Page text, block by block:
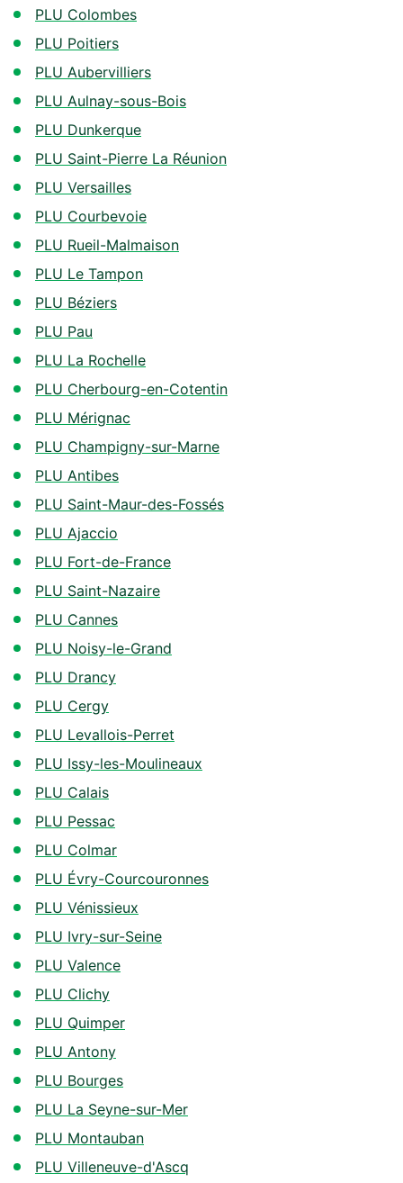
PLU Colombes
PLU Poitiers
PLU Aubervilliers
PLU Aulnay-sous-Bois
PLU Dunkerque
PLU Saint-Pierre La Réunion
PLU Versailles
PLU Courbevoie
PLU Rueil-Malmaison
PLU Le Tampon
PLU Béziers
PLU Pau
PLU La Rochelle
PLU Cherbourg-en-Cotentin
PLU Mérignac
PLU Champigny-sur-Marne
PLU Antibes
PLU Saint-Maur-des-Fossés
PLU Ajaccio
PLU Fort-de-France
PLU Saint-Nazaire
PLU Cannes
PLU Noisy-le-Grand
PLU Drancy
PLU Cergy
PLU Levallois-Perret
PLU Issy-les-Moulineaux
PLU Calais
PLU Pessac
PLU Colmar
PLU Évry-Courcouronnes
PLU Vénissieux
PLU Ivry-sur-Seine
PLU Valence
PLU Clichy
PLU Quimper
PLU Antony
PLU Bourges
PLU La Seyne-sur-Mer
PLU Montauban
PLU Villeneuve-d'Ascq